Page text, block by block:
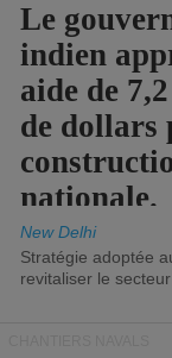
Le
indien
aide de
de dollars
nationale.
New Delhi
Stratégie adoptée
revitaliser le secteur